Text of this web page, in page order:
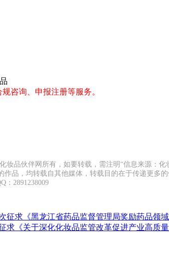
咨询、申报注册等服务。
品伙伴网所有，如要转载，需注明“信息来源：化
品，均转载自其他媒体，转载目的在于传递更多
：2891238009
征求《黑龙江省药品监督管理局奖励药品领
求《关于深化化妆品监管改革促进产业高质